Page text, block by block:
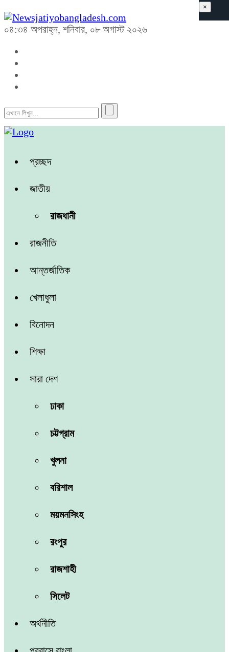
০৪:৩৪ অপরাহ্ন, শনিবার, ০৮ অগাস্ট ২০২৬
প্রচ্ছদ
জাতীয়
রাজধানী
রাজনীতি
আন্তর্জাতিক
খেলাধুলা
বিনোদন
শিক্ষা
সারা দেশ
ঢাকা
চট্টগ্রাম
খুলনা
বরিশাল
ময়মনসিংহ
রংপুর
রাজশাহী
সিলেট
অর্থনীতি
×